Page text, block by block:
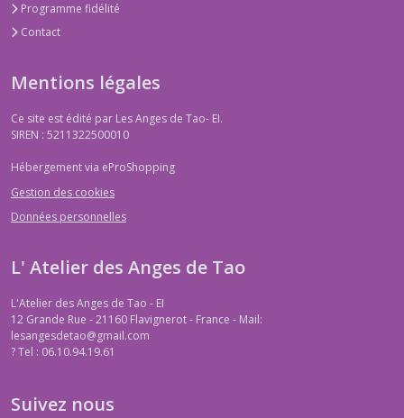
Programme fidélité
Contact
Mentions légales
Ce site est édité par Les Anges de Tao- EI.
SIREN : 5211322500010
Hébergement via eProShopping
Gestion des cookies
Données personnelles
L' Atelier des Anges de Tao
L'Atelier des Anges de Tao - EI
12 Grande Rue - 21160 Flavignerot - France - Mail:
lesangesdetao@gmail.com
?Tel : 06.10.94.19.61
Suivez nous